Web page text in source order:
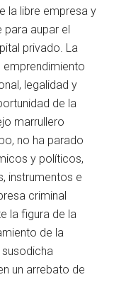
la libre empresa y
aupar el
privado. La
emprendimiento
legalidad y
de la
marrullero
no ha parado
y políticos,
instrumentos e
criminal
la figura de la
de la
un arrebato de